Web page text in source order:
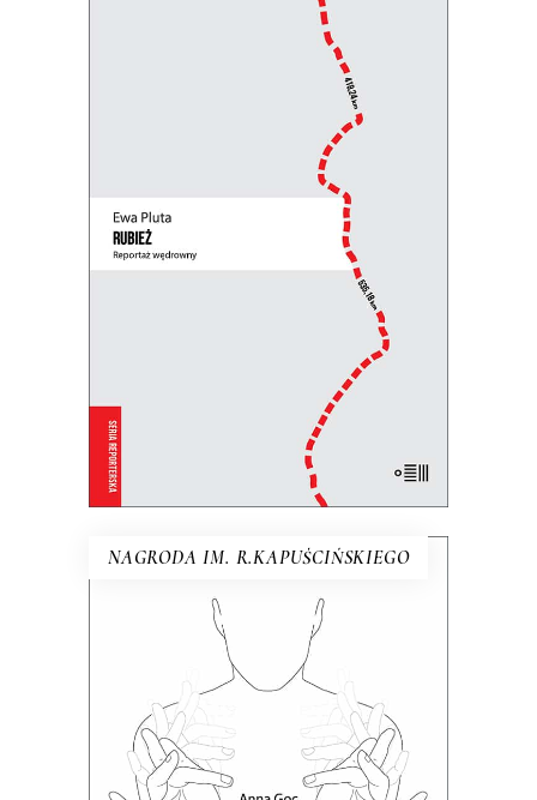
[EBOOK] RUBIEŻ. REPORTAŻ
Perspektywa pieszej reporterki łączy się
z uniwersalną refleksją nad granicami,
murami i zasiekami, które dzielą
ludzi.PREMIERA 4 LISTOPADA
zł
NAGRODA IM. R.KAPUŚCIŃSKIEGO
[EBOOK] GŁUSZA
Dotąd o głuchych wypowiadali się
głównie ci, którzy słyszą. Teraz głusi
chcą opowiedzieć o sobie sami.